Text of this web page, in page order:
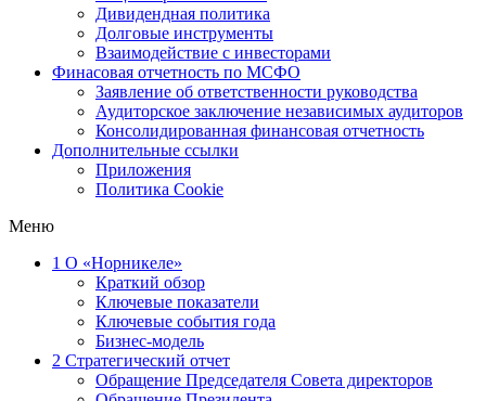
Дивидендная политика
Долговые инструменты
Взаимодействие с инвеcторами
Финасовая отчетность по МСФО
Заявление об ответственности руководства
Аудиторское заключение независимых аудиторов
Консолидированная финансовая отчетность
Дополнительные ссылки
Приложения
Политика Cookie
Меню
1 О «Норникеле»
Краткий обзор
Ключевые показатели
Ключевые события года
Бизнес-модель
2 Стратегический отчет
Обращение Председателя Совета директоров